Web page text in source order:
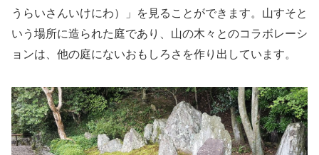
うらいさんいけにわ）」を見ることができます。山すそと
いう場所に造られた庭であり、山の木々とのコラボレーシ
ョンは、他の庭にないおもしろさを作り出しています。